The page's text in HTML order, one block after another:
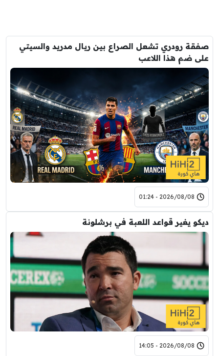
صفقة رودري تشعل الصراع بين ريال مدريد والسيتي
على ضم هذا اللاعب
2026/08/08 - 01:24
ديكو يغير قواعد اللعبة في برشلونة
2026/08/08 - 14:05